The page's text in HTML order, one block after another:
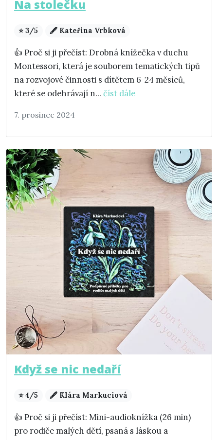
Na stolečku
⭐ 3/5 🖋️ Kateřina Vrbková
👍 Proč si ji přečíst: Drobná knížečka v duchu
Montessori, která je souborem tematických tipů
na rozvojové činnosti s dítětem 6-24 měsíců,
které se odehrávají n... číst dále
7. prosinec 2024
Když se nic nedaří
⭐ 4/5 🖋️ Klára Markuciová
👍 Proč si ji přečíst: Mini-audioknížka (26 min)
pro rodiče malých dětí, psaná s láskou a